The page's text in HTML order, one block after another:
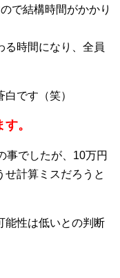
で結構時間がかかり
る時間になり、全員
です（笑）
。
事でしたが、10万円
せ計算ミスだろうと
能性は低いとの判断